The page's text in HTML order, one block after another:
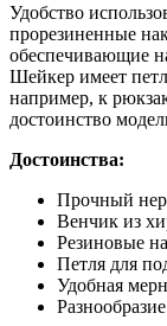
Удобство
прорезиненные
обеспечивающие
Шейкер имеет
например, к
достоинство
Достоинства:
Прочный
Венчик из
Резиновые
Петля для
Удобная